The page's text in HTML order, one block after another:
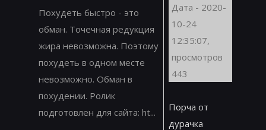
Похудеть быстро - это
обман. Точечная редукция
жира невозможна. Поэтому
похудеть в одном месте
невозможно. Обман в
похудении. Ролик
подготовлен для сайта: ht...
Дата - 2020-
10-24
12:35:07,
просмотров
443
Порча от
дурачка